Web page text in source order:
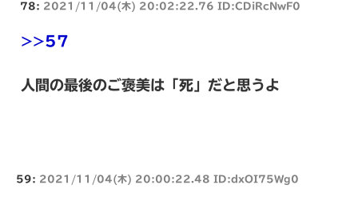
78: 2021/11/04(木) 20:02:22.76 ID:CDiRcNwF0
>>57
人間の最後のご褒美は「死」だと思うよ
59: 2021/11/04(木) 20:00:22.48 ID:dxOI75Wg0